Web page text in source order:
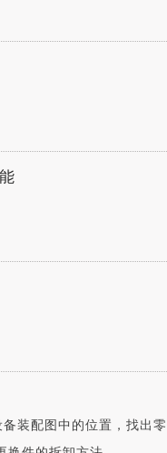
配图中的位置，找出零